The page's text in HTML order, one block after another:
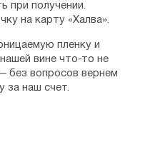
при получении.
на карту «Халва».
пленку и
вине что-то не
без вопросов вернем
за наш счет.